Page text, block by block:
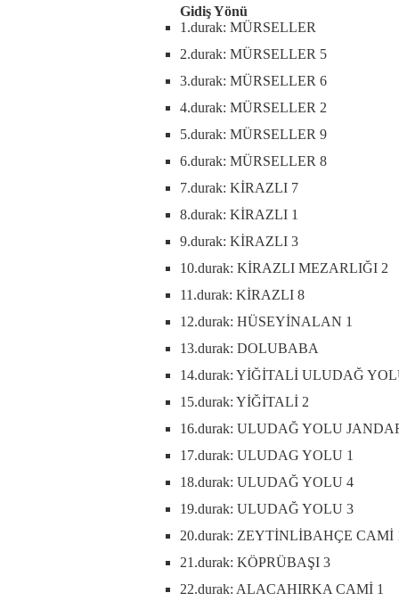
Gidiş Yönü
1.durak: MÜRSELLER
2.durak: MÜRSELLER 5
3.durak: MÜRSELLER 6
4.durak: MÜRSELLER 2
5.durak: MÜRSELLER 9
6.durak: MÜRSELLER 8
7.durak: KİRAZLI 7
8.durak: KİRAZLI 1
9.durak: KİRAZLI 3
10.durak: KİRAZLI MEZARLIĞI 2
11.durak: KİRAZLI 8
12.durak: HÜSEYİNALAN 1
13.durak: DOLUBABA
14.durak: YİĞİTALİ ULUDAĞ
15.durak: YİĞİTALİ 2
16.durak: ULUDAĞ YOLU
17.durak: ULUDAG YOLU 1
18.durak: ULUDAĞ YOLU 4
19.durak: ULUDAĞ YOLU 3
20.durak: ZEYTİNLİBAHÇE CAMİ
21.durak: KÖPRÜBAŞI 3
22.durak: ALACAHIRKA CAMİ 1